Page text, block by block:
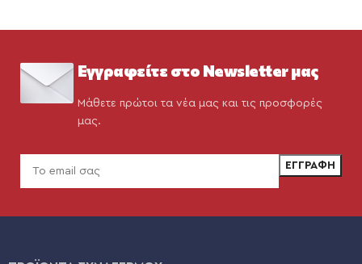
Εγγραφείτε στο Newsletter μας
Μάθετε πρώτοι τα νέα μας και τις προσφορές
μας.